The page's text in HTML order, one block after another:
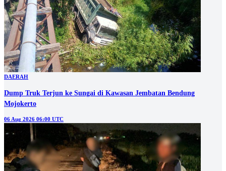
DAERAH
Dump Truk Terjun ke Sungai di Kawasan Jembatan Bendung
Mojokerto
06 Aug 2026 06:00 UTC